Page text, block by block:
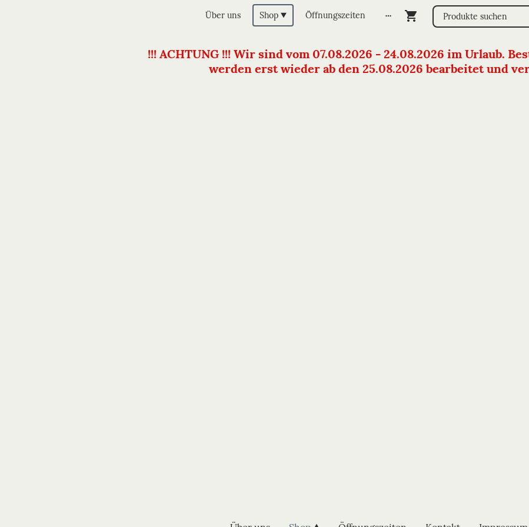
Über uns Shop Öffnungszeiten
!!! ACHTUNG !!! Wir sind vom 07.08.2026 - 24.08.2026 im Urlaub.
werden erst wieder ab den 25.08.2026 bearbeitet und